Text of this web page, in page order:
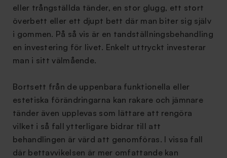
eller trångställda tänder, en stor glugg, ett stort
överbett eller ett djupt bett där man biter sig själv
i gommen. På så vis är en tandställningsbehandling
en investering för livet. Enkelt uttryckt investerar
man i sitt välmående.
Bortsett från de uppenbara funktionella eller
estetiska förändringarna kan rakare och jämnare
tänder även upplevas som lättare att rengöra
vilket i så fall ytterligare bidrar till att
behandlingen är värd att genomföras. I vissa fall
där bettavvikelsen är mer omfattande kan